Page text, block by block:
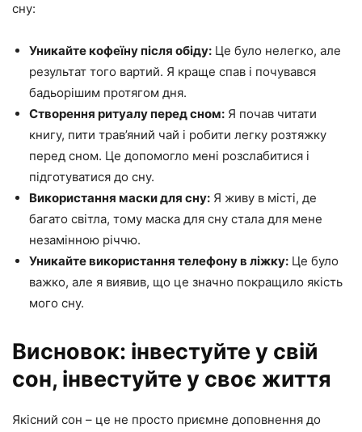
сну:
Уникайте кофеїну після обіду: Це було нелегко, але
результат того вартий. Я краще спав і почувався
бадьорішим протягом дня.
Створення ритуалу перед сном: Я почав читати
книгу, пити трав’яний чай і робити легку розтяжку
перед сном. Це допомогло мені розслабитися і
підготуватися до сну.
Використання маски для сну: Я живу в місті, де
багато світла, тому маска для сну стала для мене
незамінною річчю.
Уникайте використання телефону в ліжку: Це було
важко, але я виявив, що це значно покращило якість
мого сну.
Висновок: інвестуйте у свій
сон, інвестуйте у своє життя
Якісний сон – це не просто приємне доповнення до